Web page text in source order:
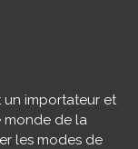
un importateur et
monde de la
les modes de